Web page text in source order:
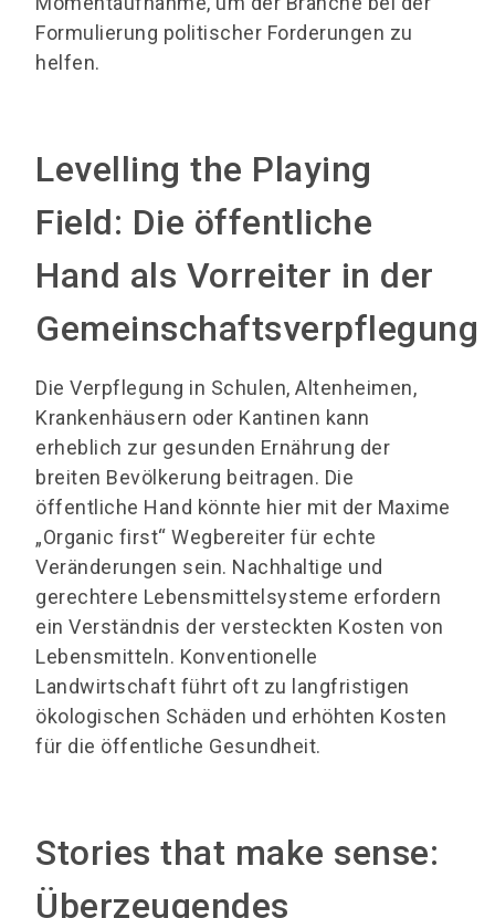
Formulierung politischer Forderungen zu
helfen.
Levelling the Playing
Field: Die öffentliche
Hand als Vorreiter in der
Gemeinschaftsverpflegung
Die Verpflegung in Schulen, Altenheimen,
Krankenhäusern oder Kantinen kann
erheblich zur gesunden Ernährung der
breiten Bevölkerung beitragen. Die
öffentliche Hand könnte hier mit der Maxime
„Organic first“ Wegbereiter für echte
Veränderungen sein. Nachhaltige und
gerechtere Lebensmittelsysteme erfordern
ein Verständnis der versteckten Kosten von
Lebensmitteln. Konventionelle
Landwirtschaft führt oft zu langfristigen
ökologischen Schäden und erhöhten Kosten
für die öffentliche Gesundheit.
Stories that make sense:
Überzeugendes